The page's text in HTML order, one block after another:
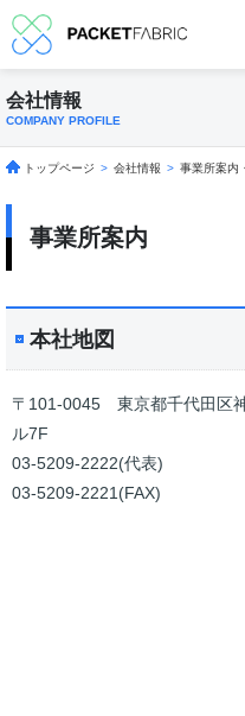
会社情報
COMPANY PROFILE
トップページ > 会社情報 > 事業所案内
事業所案内
本社地図
〒101-0045 東京都千代田区
ル7F
03-5209-2222(代表)
03-5209-2221(FAX)